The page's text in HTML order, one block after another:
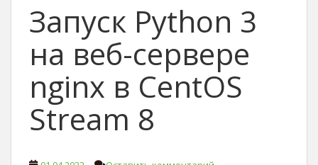
Запуск Python 3
на веб-сервере
nginx в CentOS
Stream 8